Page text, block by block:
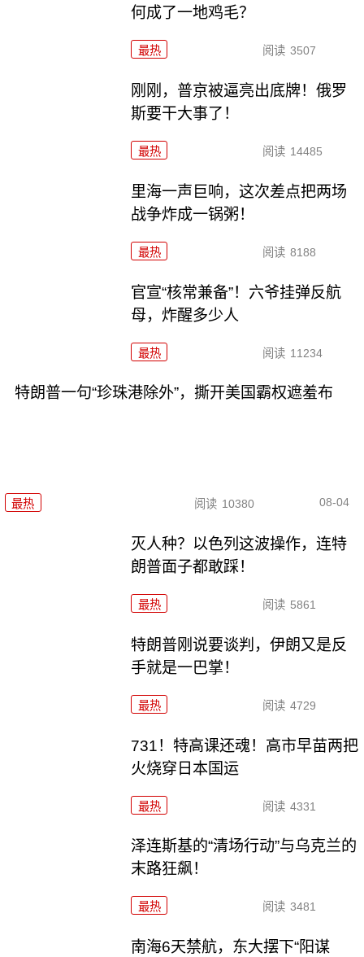
何成了一地鸡毛？
最热 阅读 3507
刚刚，普京被逼亮出底牌！俄罗
斯要干大事了！
最热 阅读 14485
里海一声巨响，这次差点把两场
战争炸成一锅粥！
最热 阅读 8188
官宣“核常兼备”！六爷挂弹反航
母，炸醒多少人
最热 阅读 11234
特朗普一句“珍珠港除外”，撕开美国霸权遮羞布
最热 阅读 10380 08-04
灭人种？以色列这波操作，连特
朗普面子都敢踩！
最热 阅读 5861
特朗普刚说要谈判，伊朗又是反
手就是一巴掌！
最热 阅读 4729
731！特高课还魂！高市早苗两把
火烧穿日本国运
最热 阅读 4331
泽连斯基的“清场行动”与乌克兰的
末路狂飙！
最热 阅读 3481
南海6天禁航，东大摆下“阳谋